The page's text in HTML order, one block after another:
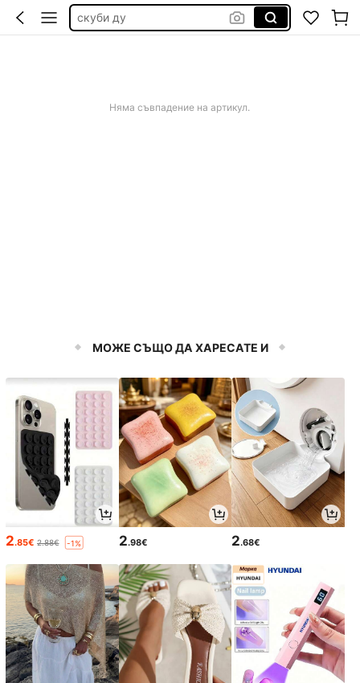
скуби ду
Няма съвпадение на артикул.
МОЖЕ СЪЩО ДА ХАРЕСАТЕ И
2.85€ 2.88€ -1% 2.98€ 2.68€